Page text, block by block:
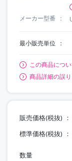
メーカー型番
最小販売単位
この商品につ
商品詳細の誤
販売価格(税抜)
標準価格(税抜)
数量